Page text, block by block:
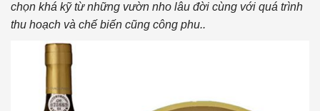
chọn khá kỹ từ những vườn nho lâu đời cùng với quá trình
thu hoạch và chế biến cũng công phu..